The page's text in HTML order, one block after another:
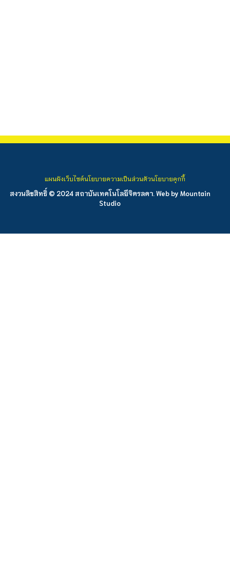
สงวนลิขสิทธิ์ © 2024 สถาบันเทคโนโลยีจิตรลดา. Web by Mountain
Studio
แผนผังเว็บไซต์นโยบายความเป็นส่วนตัวนโยบายคุกกี้